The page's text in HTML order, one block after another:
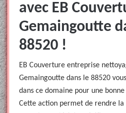
avec EB
Gemaingoutte
88520 !
EB Couverture entreprise
Gemaingoutte dans le 88520
dans ce domaine pour une
Cette action permet de rendre